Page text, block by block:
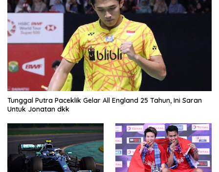
Tunggal Putra Paceklik Gelar All England 25 Tahun, Ini Saran
Untuk Jonatan dkk